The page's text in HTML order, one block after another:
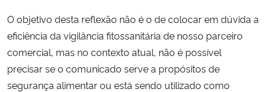
O objetivo desta reflexão não é o de colocar em dúvida a
eficiência da vigilância fitossanitária de nosso parceiro
comercial, mas no contexto atual, não é possível
precisar se o comunicado serve a propósitos de
segurança alimentar ou está sendo utilizado como